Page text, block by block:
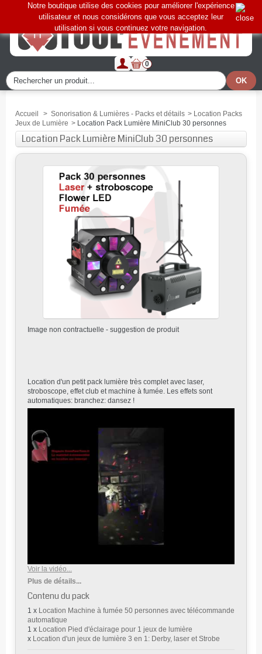
0
Notre boutique utilise des cookies pour améliorer l'expérience
utilisateur et nous considérons que vous acceptez leur
utilisation si vous continuez votre navigation.
Accueil > Sonorisation & Lumières - Packs et détails > Location Packs
Jeux de Lumière > Location Pack Lumière MiniClub 30 personnes
Location Pack Lumière MiniClub 30 personnes
Image non contractuelle - suggestion de produit
Location d'un petit pack lumière très complet avec laser,
stroboscope, effet club et machine à fumée. Les effets sont
automatiques: branchez: dansez !
Voir la vidéo...
Plus de détails...
Contenu du pack
1 x Location Machine à fumée 50 personnes avec télécommande
automatique
1 x Location Pied d'éclairage pour 1 jeux de lumière
x Location d'un jeux de lumière 3 en 1: Derby, laser et Strobe